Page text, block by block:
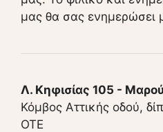
μας θα σας ενημερώσει
Λ. Κηφισίας 105 -
Κόμβος Αττικής οδού,
ΟΤΕ